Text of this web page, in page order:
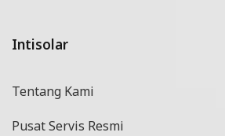
Intisolar
Tentang Kami
Pusat Servis Resmi